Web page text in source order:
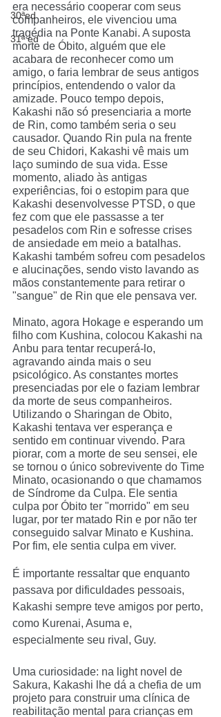
30ªed
31ª ed
era necessário cooperar com seus
companheiros, ele vivenciou uma
tragédia na Ponte Kanabi. A suposta
morte de Óbito, alguém que ele
acabara de reconhecer como um
amigo, o faria lembrar de seus antigos
princípios, entendendo o valor da
amizade. Pouco tempo depois,
Kakashi não só presenciaria a morte
de Rin, como também seria o seu
causador. Quando Rin pula na frente
de seu Chidori, Kakashi vê mais um
laço sumindo de sua vida. Esse
momento, aliado às antigas
experiências, foi o estopim para que
Kakashi desenvolvesse PTSD, o que
fez com que ele passasse a ter
pesadelos com Rin e sofresse crises
de ansiedade em meio a batalhas.
Kakashi também sofreu com pesadelos
e alucinações, sendo visto lavando as
mãos constantemente para retirar o
"sangue" de Rin que ele pensava ver.
Minato, agora Hokage e esperando um
filho com Kushina, colocou Kakashi na
Anbu para tentar recuperá-lo,
agravando ainda mais o seu
psicológico. As constantes mortes
presenciadas por ele o faziam lembrar
da morte de seus companheiros.
Utilizando o Sharingan de Obito,
Kakashi tentava ver esperança e
sentido em continuar vivendo. Para
piorar, com a morte de seu sensei, ele
se tornou o único sobrevivente do Time
Minato, ocasionando o que chamamos
de Síndrome da Culpa. Ele sentia
culpa por Óbito ter "morrido" em seu
lugar, por ter matado Rin e por não ter
conseguido salvar Minato e Kushina.
Por fim, ele sentia culpa em viver.
É importante ressaltar que enquanto
passava por dificuldades pessoais,
Kakashi sempre teve amigos por perto,
como Kurenai, Asuma e,
especialmente seu rival, Guy.
Uma curiosidade: na light novel de
Sakura, Kakashi lhe dá a chefia de um
projeto para construir uma clínica de
reabilitação mental para crianças em